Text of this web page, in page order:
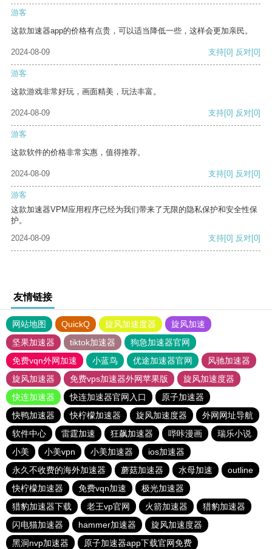
游客
这款加速器app的价格有点贵，可以适当降低一些，这样会更加亲民。
2024-08-09 支持[0] 反对[0]
游客
这款游戏非常好玩，画面精美，玩法丰富。
2024-08-09 支持[0] 反对[0]
游客
这款软件的价格非常实惠，值得推荐。
2024-08-09 支持[0] 反对[0]
游客
这款加速器VPM应用程序已经为我们带来了无限的隐私保护和安全性保
护。
2024-08-09
支持[0] 反对[0]
友情链接
网站地图 QuickQ 旋风加速度器
旋风加速
坚果加速器
tiktok加速器
狗急加速器官网
免费vqn外网加速
小蓝鸟 优途加速器官网
风驰加速器
旋风加速器
免费vps加速器外网苹果版
旋风加速度器
快连加速器
快连加速器官网入口
原子加速器
快鸭加速器
快柠檬加速器 旋风加速度器
外网网址导航
软件中心
雷霆加速 狂飙加速器 哔咔漫画
瑞乐小说
小美
小美vpn 小美加速器
ios加速器
永久不收费的海外加速器
蘑菇加速器 水母加速
outline
快柠檬加速器
免费vqn加速
极光加速器
猎豹加速器下载
老王vp官网 火箭加速器
猎豹加速器
闪电猫加速器
hammer加速器
旋风加速度器
黑洞nvp加速器
原子加速器app下载官网免费